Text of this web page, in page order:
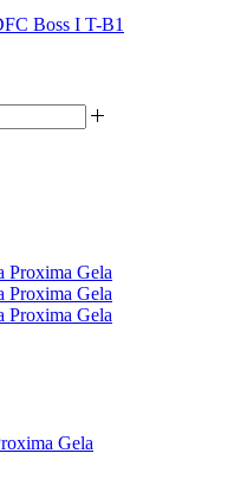
Boss I T-B1
Gela